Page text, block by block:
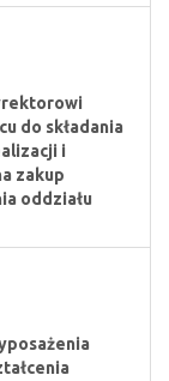
do składania
i
zakup
oddziału